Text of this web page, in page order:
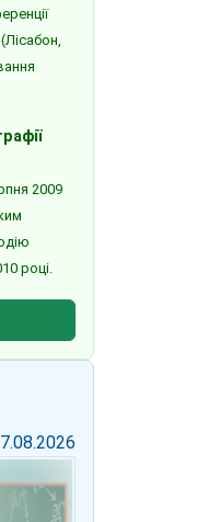
2009
році.